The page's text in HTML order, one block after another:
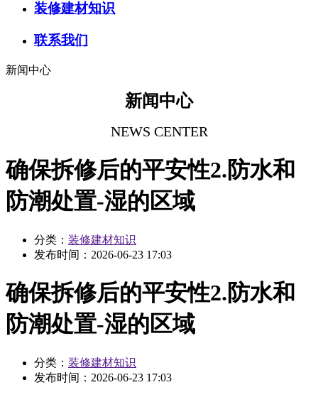
装修建材知识
联系我们
新闻中心
新闻中心
NEWS CENTER
确保拆修后的平安性2.防水和
防潮处置-湿的区域
分类： 装修建材知识
发布时间： 2026-06-23 17:03
确保拆修后的平安性2.防水和
防潮处置-湿的区域
分类： 装修建材知识
发布时间： 2026-06-23 17:03